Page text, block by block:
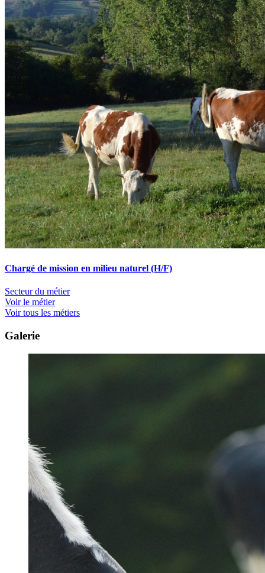
Chargé de mission en milieu naturel (H/F)
Secteur du métier
Voir le métier
Voir tous les métiers
Galerie